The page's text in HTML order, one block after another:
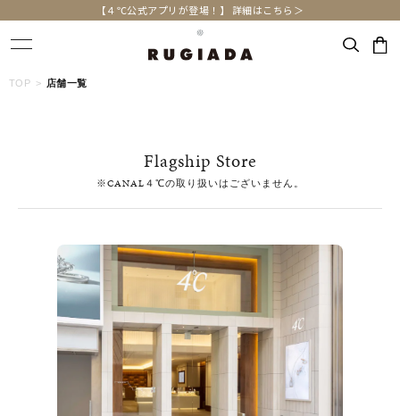
【４℃公式アプリが登場！】 詳細はこちら＞
#ハーフエタニティリング
#エタニティ
#ダイヤモンド ネックレス
#eギフト
カテゴリー すべてのジュエリー
TOP 店舗一覧
Flagship Store
※CANAL４℃の取り扱いはございません。